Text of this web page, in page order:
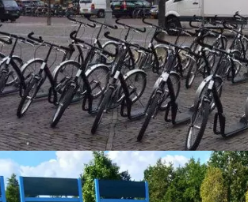
Vragen
CHAT MET